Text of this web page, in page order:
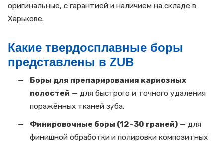
оригинальные, с гарантией и наличием на складе в
Харькове.
Какие твердосплавные боры
представлены в ZUB
Боры для препарирования кариозных
полостей — для быстрого и точного удаления
поражённых тканей зуба.
Финировочные боры (12–30 граней) — для
финишной обработки и полировки композитных